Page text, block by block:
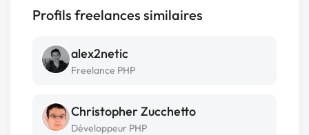
Profils freelances similaires
alex2netic
Freelance PHP
Christopher Zucchetto
Développeur PHP